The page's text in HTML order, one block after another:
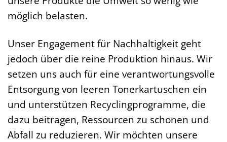
möglich belasten.
Unser Engagement für Nachhaltigkeit geht
jedoch über die reine Produktion hinaus. Wir
setzen uns auch für eine verantwortungsvolle
Entsorgung von leeren Tonerkartuschen ein
und unterstützen Recyclingprogramme, die
dazu beitragen, Ressourcen zu schonen und
Abfall zu reduzieren. Wir möchten unsere